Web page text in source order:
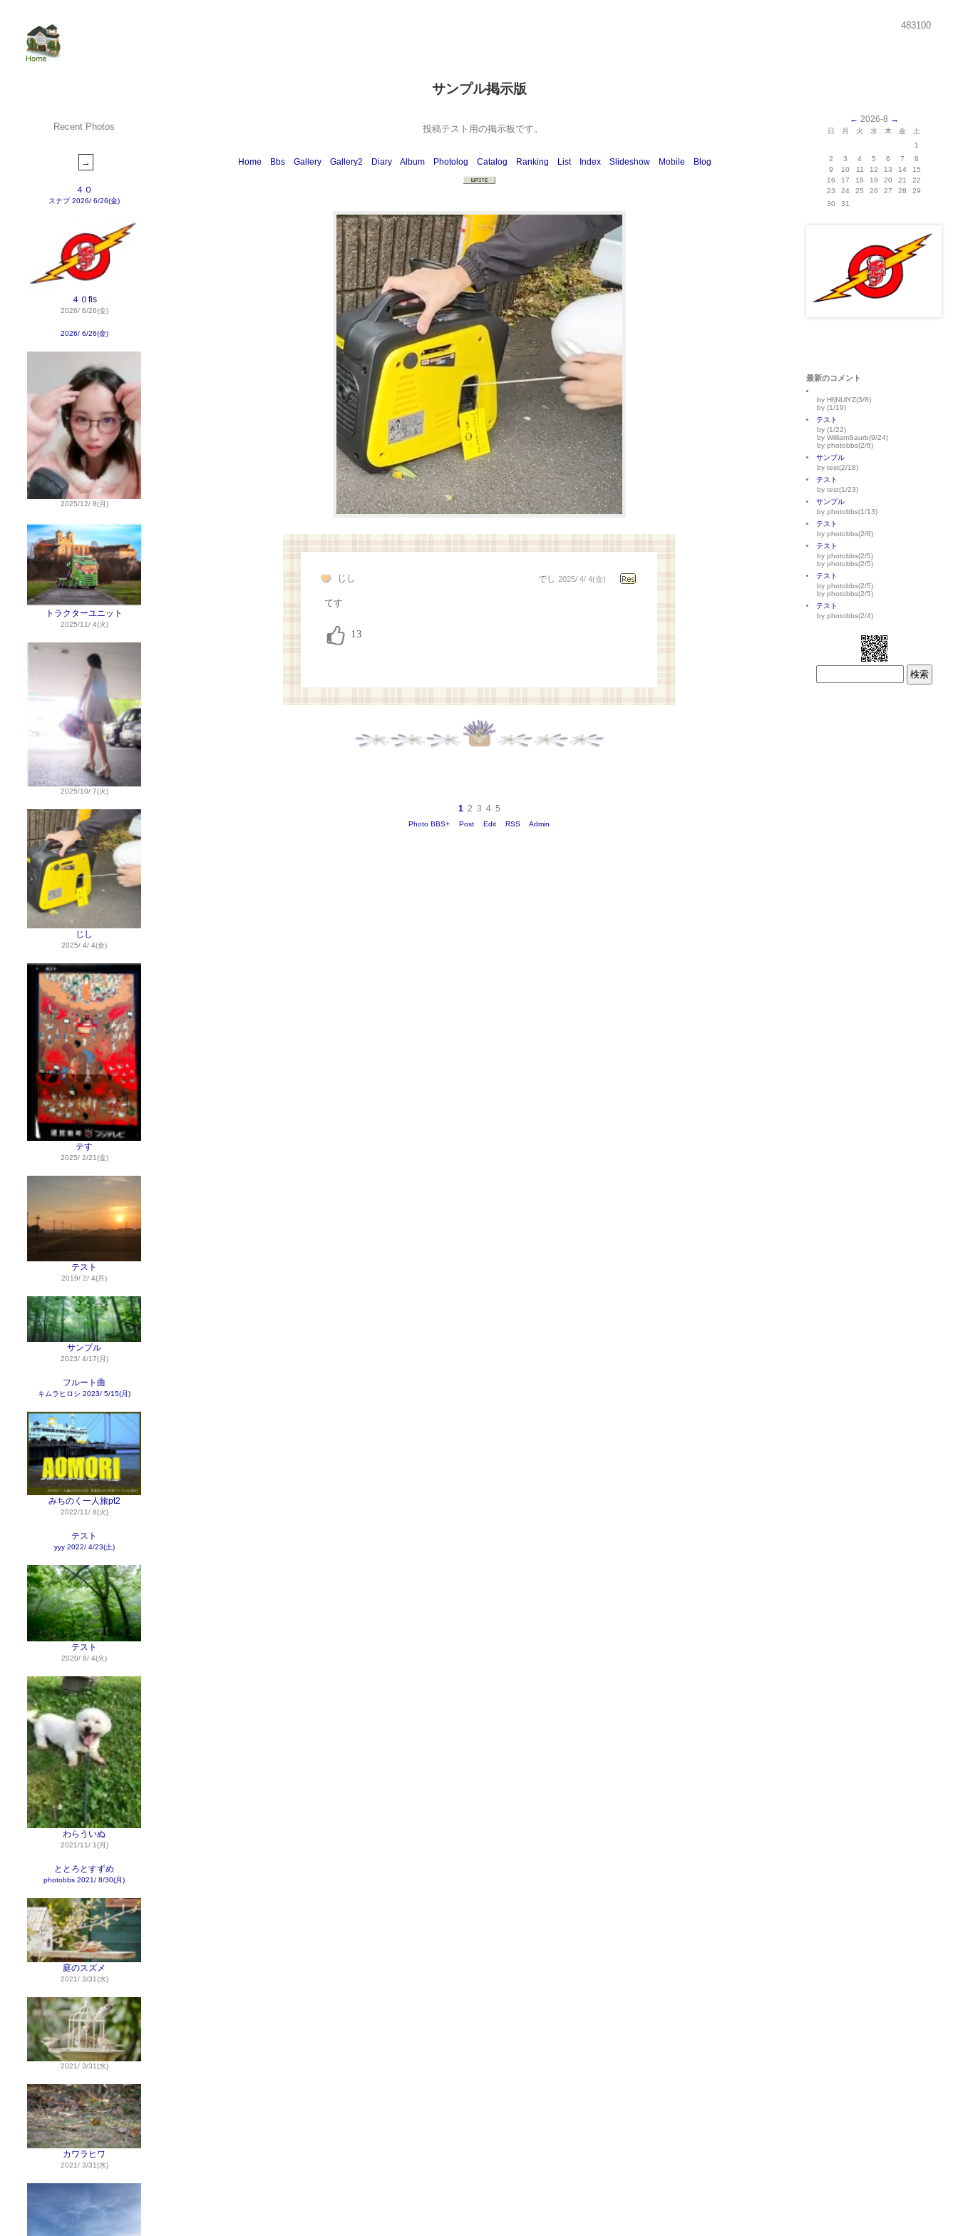
483100
サンプル掲示版
Recent Photos
４０
スナブ 2026/ 6/26(金)
４０fis
2026/ 6/26(金)
2026/ 6/26(金)
2025/12/ 8(月)
トラクターユニット
2025/11/ 4(火)
2025/10/ 7(火)
じし
2025/ 4/ 4(金)
テす
2025/ 2/21(金)
テスト
2019/ 2/ 4(月)
サンプル
2023/ 4/17(月)
フルート曲
キムラヒロシ 2023/ 5/15(月)
みちのく一人旅pt2
2022/11/ 8(火)
テスト
yyy 2022/ 4/23(土)
テスト
2020/ 8/ 4(火)
わらういぬ
2021/11/ 1(月)
ととろとすずめ
photobbs 2021/ 8/30(月)
庭のスズメ
2021/ 3/31(水)
2021/ 3/31(水)
カワラヒワ
2021/ 3/31(水)
投稿テスト用の掲示板です。
Home Bbs Gallery Gallery2 Diary Album Photolog Catalog Ranking List Index Slideshow Mobile Blog
じし でし 2025/ 4/ 4(金)
てす
1 2 3 4 5
Photo BBS+ Post Edit RSS Admin
← 2026-8 →
日 月 火 水 木 金
土
1
2
3 4 5 6 7
8
9
10 11 12 13 14
15
16
17 18 19 20 21
22
23
24 25 26 27 28
29
30
31
最新のコメント
by HfjNUlYZ(3/8)
by (1/19)
テスト
by (1/22)
by WilliamSaurb(9/24)
by photobbs(2/6)
サンプル
by test(2/18)
テスト
by test(1/23)
サンプル
by photobbs(1/13)
テスト
by photobbs(2/8)
テスト
by photobbs(2/5)
by photobbs(2/5)
テスト
by photobbs(2/5)
by photobbs(2/5)
テスト
by photobbs(2/4)